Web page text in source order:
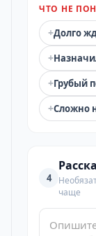
ЧТО НЕ
+Долго
+
+Грубый
+Сложно
4
чаще